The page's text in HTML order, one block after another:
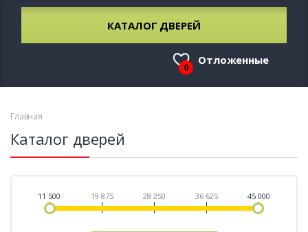
КАТАЛОГ ДВЕРЕЙ
0
Отложенные
Главная
Каталог дверей
11 500 19 875 28 250 36 625 45 000